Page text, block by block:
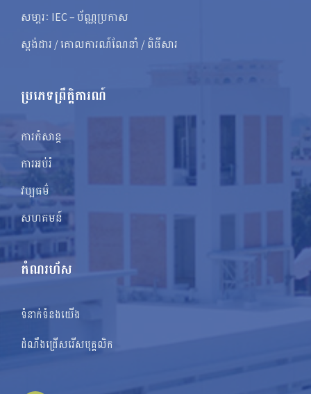
សមា្ភរៈ IEC – ប័ណ្ណប្រកាស
ស្តង់ដារ / គោលការណ៍ណែនាំ / ពិធីសារ
ប្រភេទព្រឹត្តិការណ៍
ការកំសាន្ត
ការអប់រំ
វប្បធម៌
សហគមន៍
តំណរហ័ស
ទំនាក់ទំនងយើង
ដំណឹងជ្រើសរើសបុគ្គលិក